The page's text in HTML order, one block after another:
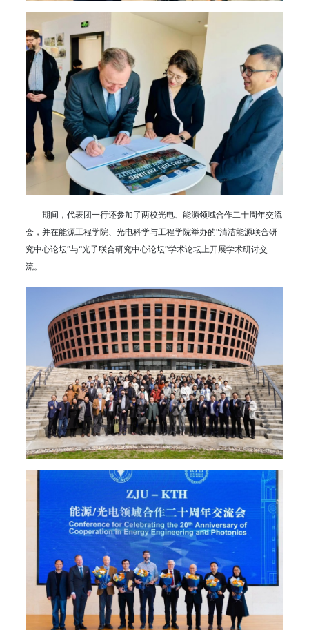
期间，代表团一行还参加了两校光电、能源领域合作二十周年交流
会，并在能源工程学院、光电科学与工程学院举办的“清洁能源联合研
究中心论坛”与“光子联合研究中心论坛”学术论坛上开展学术研讨交
流。